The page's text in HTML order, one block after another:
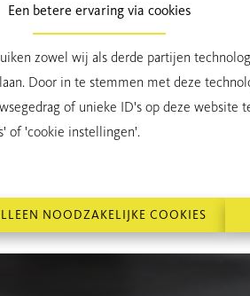
Een betere ervaring via cookies
zowel wij als derde partijen
Door in te stemmen met deze
of unieke ID's op deze website
of 'cookie instellingen'.
NOODZAKELIJKE COOKIES